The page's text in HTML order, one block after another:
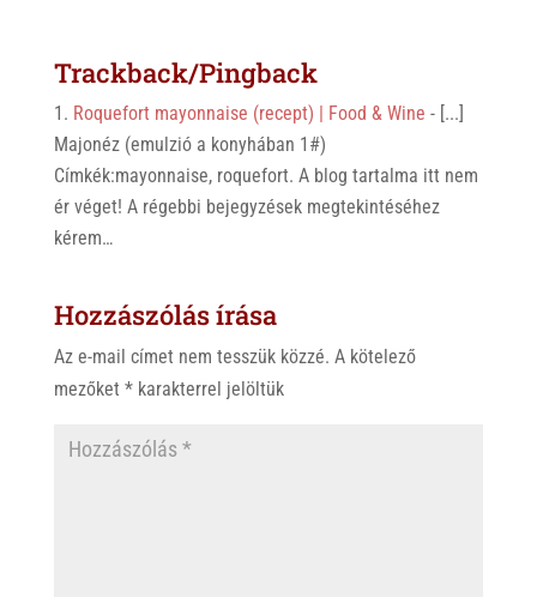
Trackback/Pingback
Roquefort mayonnaise (recept) | Food & Wine - [...]
Majonéz (emulzió a konyhában 1#)
Címkék:mayonnaise, roquefort. A blog tartalma itt nem
ér véget! A régebbi bejegyzések megtekintéséhez
kérem…
Hozzászólás írása
Az e-mail címet nem tesszük közzé. A kötelező
mezőket *karakterrel jelöltük